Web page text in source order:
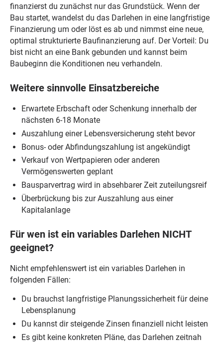
finanzierst du zunächst nur das Grundstück. Wenn der
Bau startet, wandelst du das Darlehen in eine langfristige
Finanzierung um oder löst es ab und nimmst eine neue,
optimal strukturierte Baufinanzierung auf. Der Vorteil: Du
bist nicht an eine Bank gebunden und kannst beim
Baubeginn die Konditionen neu verhandeln.
Weitere sinnvolle Einsatzbereiche
Erwartete Erbschaft oder Schenkung innerhalb der
nächsten 6-18 Monate
Auszahlung einer Lebensversicherung steht bevor
Bonus- oder Abfindungszahlung ist angekündigt
Verkauf von Wertpapieren oder anderen
Vermögenswerten geplant
Bausparvertrag wird in absehbarer Zeit zuteilungsreif
Überbrückung bis zur Auszahlung aus einer
Kapitalanlage
Für wen ist ein variables Darlehen NICHT
geeignet?
Nicht empfehlenswert ist ein variables Darlehen in
folgenden Fällen:
Du brauchst langfristige Planungssicherheit für deine
Lebensplanung
Du kannst dir steigende Zinsen finanziell nicht leisten
Es gibt keine konkreten Pläne, das Darlehen zeitnah